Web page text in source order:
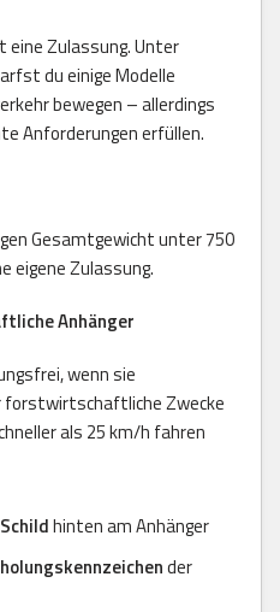
eine Zulassung. Unter
du einige Modelle
bewegen – allerdings
Anforderungen erfüllen.
Gesamtgewicht unter 750
eigene Zulassung.
Anhänger
wenn sie
forstwirtschaftliche Zwecke
als 25 km/h fahren
hinten am Anhänger
der